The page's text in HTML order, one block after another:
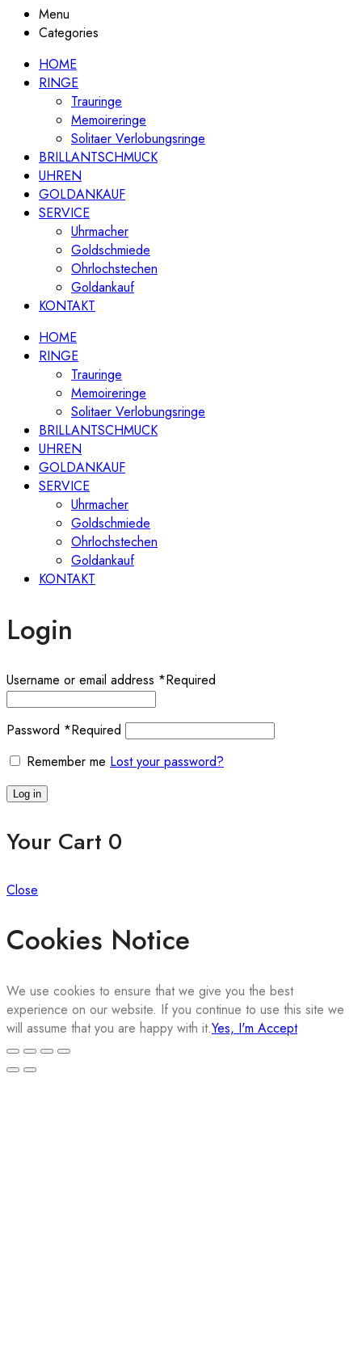
Menu
Categories
HOME
RINGE
Trauringe
Memoireringe
Solitaer Verlobungsringe
BRILLANTSCHMUCK
UHREN
GOLDANKAUF
SERVICE
Uhrmacher
Goldschmiede
Ohrlochstechen
Goldankauf
KONTAKT
HOME
RINGE
Trauringe
Memoireringe
Solitaer Verlobungsringe
BRILLANTSCHMUCK
UHREN
GOLDANKAUF
SERVICE
Uhrmacher
Goldschmiede
Ohrlochstechen
Goldankauf
KONTAKT
Login
Username or email address *Required
Password *Required
Remember me Lost your password?
Log in
Your Cart 0
Close
Cookies Notice
We use cookies to ensure that we give you the best
experience on our website. If you continue to use this site we
will assume that you are happy with it.Yes, I'm Accept